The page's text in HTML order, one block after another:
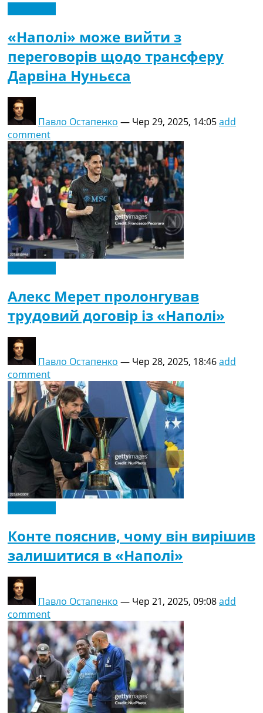
«Наполі» може вийти з
переговорів щодо трансферу
Дарвіна Нуньєса
Павло Остапенко — Чер 29, 2025, 14:05add
comment
Алекс Мерет пролонгував
трудовий договір із «Наполі»
Павло Остапенко — Чер 28, 2025, 18:46add
comment
Конте пояснив, чому він вирішив
залишитися в «Наполі»
Павло Остапенко — Чер 21, 2025, 09:08add
comment